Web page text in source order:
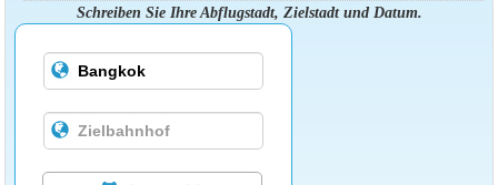
Schreiben Sie Ihre Abflugstadt, Zielstadt und Datum.